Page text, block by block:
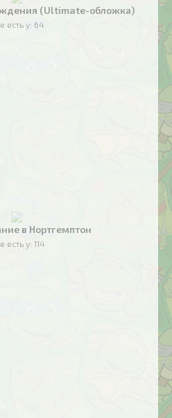
(Ultimate-обложка)
есть у: 64
в Нортгемптон
есть у: 114